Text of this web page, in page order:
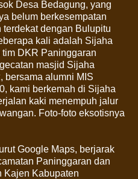
Desa Bedagung, yang
belum berkesempatan
dengan Bulupitu
kali adalah Sijaha
DKR Paninggaran
masjid Sijaha
bersama alumni MIS
kami berkemah di Sijaha
kaki menempuh jalur
Foto-foto eksotisnya
Google Maps, berjarak
Paninggaran dan
Kajen Kabupaten